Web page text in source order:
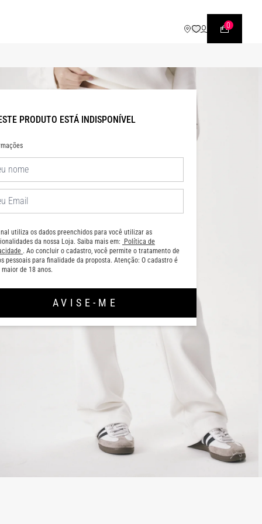
0
PRODUTO ESTÁ INDISPONÍVEL
utiliza os dados preenchidos para você utilizar as
da nossa Loja. Saiba mais em:
Política de
. Ao concluir o cadastro, você permite o tratamento de
pessoais para finalidade da proposta. Atenção: O cadastro é
maior de 18 anos.
AVISE-ME